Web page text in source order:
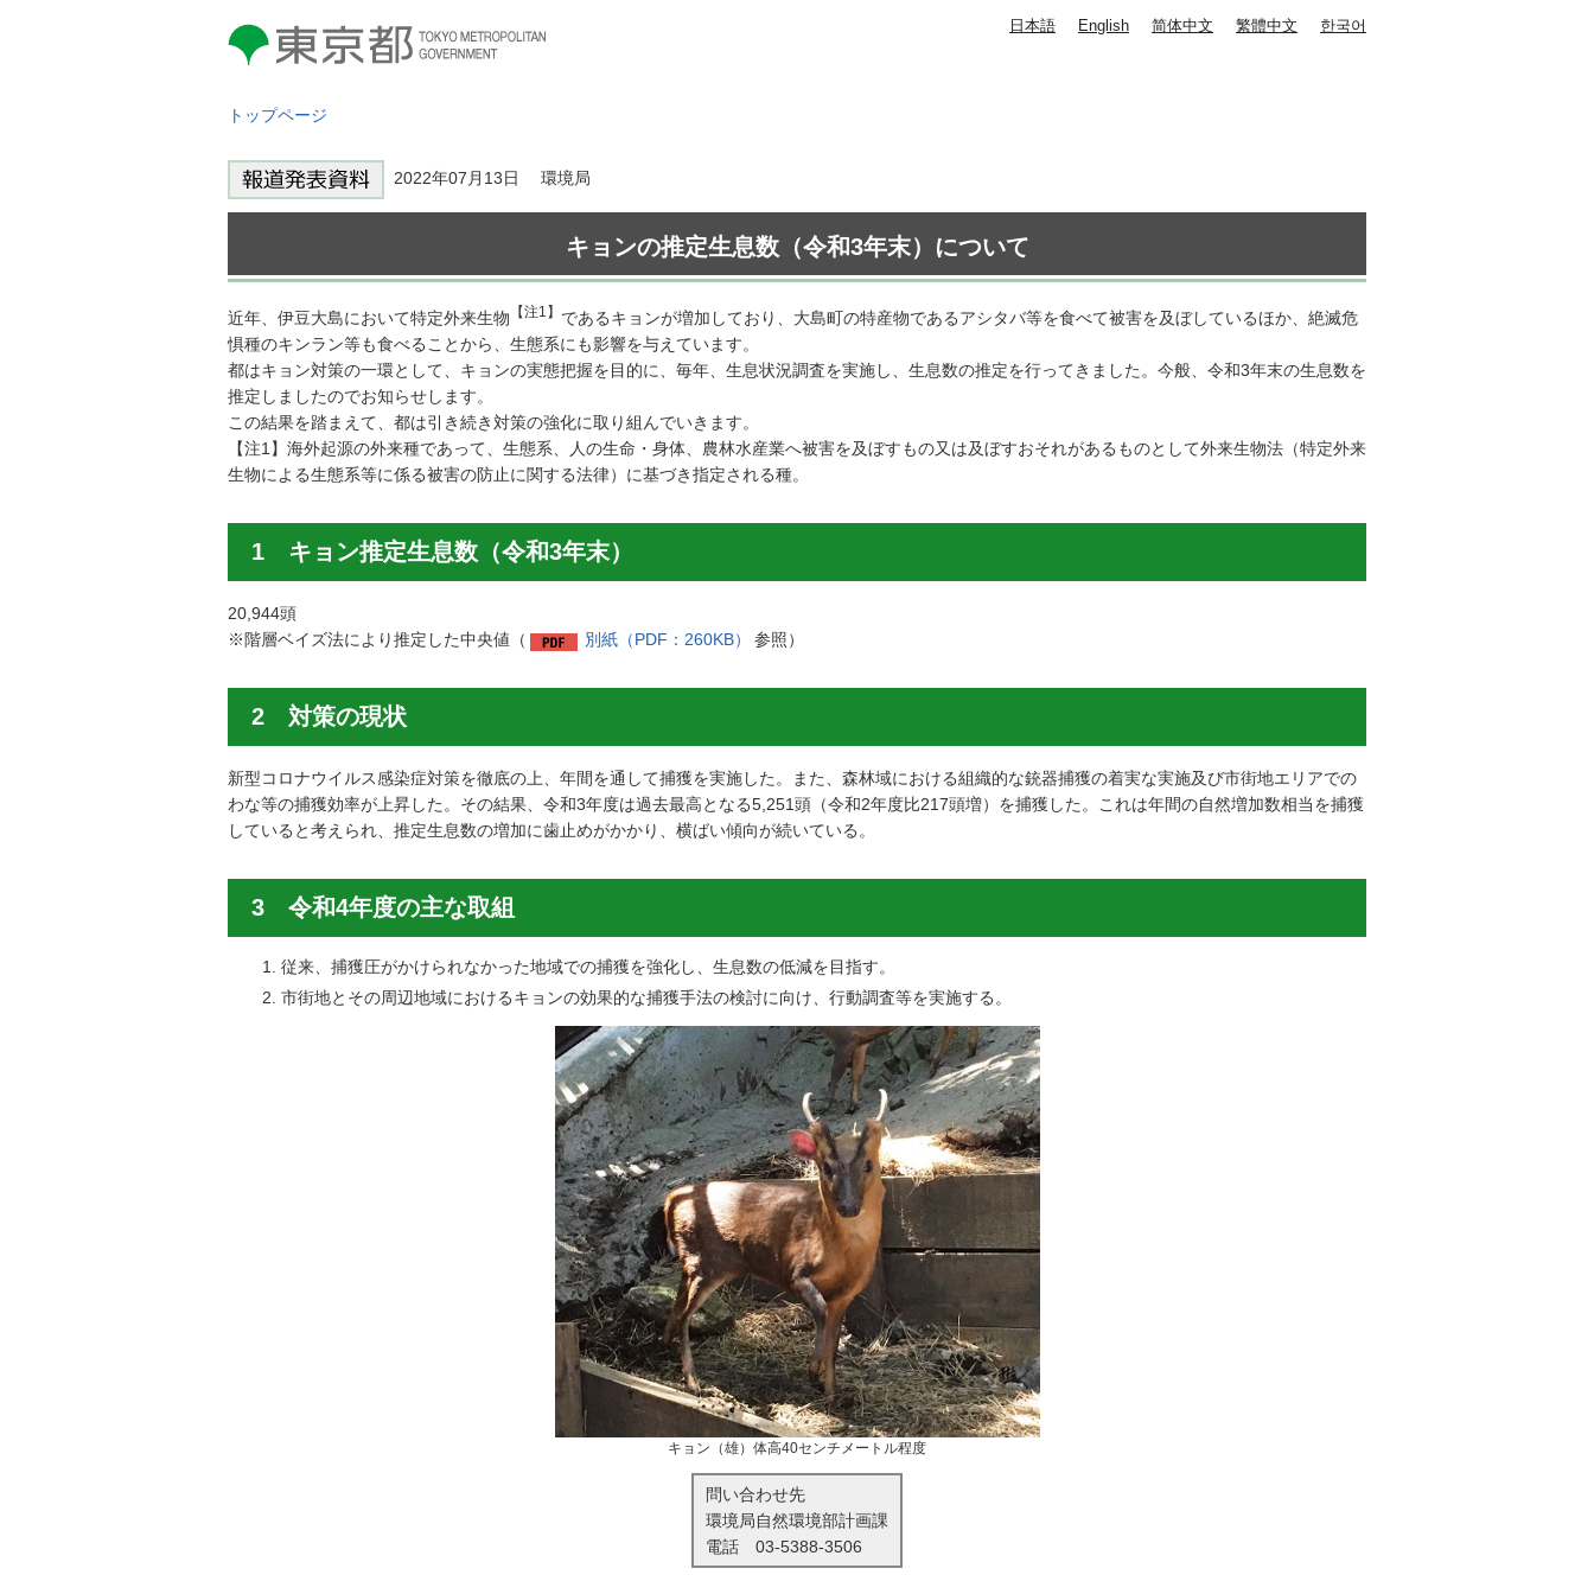
東京都 TOKYO METROPOLITAN
GOVERNMENT
日本語 English 简体中文 繁體中文 한국어
トップページ
2022年07月13日 環境局
キョンの推定生息数（令和3年末）について
近年、伊豆大島において特定外来生物 【注1】 であるキョンが増加しており、大島町の特産物であるアシタバ等を食べて被害を及ぼしているほか、絶滅危
惧種のキンラン等も食べることから、生態系にも影響を与えています。
都はキョン対策の一環として、キョンの実態把握を目的に、毎年、生息状況調査を実施し、生息数の推定を行ってきました。今般、令和3年末の生息数を
推定しましたのでお知らせします。
この結果を踏まえて、都は引き続き対策の強化に取り組んでいきます。
【注1】海外起源の外来種であって、生態系、人の生命・身体、農林水産業へ被害を及ぼすもの又は及ぼすおそれがあるものとして外来生物法（特定外来
生物による生態系等に係る被害の防止に関する法律）に基づき指定される種。
1 キョン推定生息数（令和3年末）
20,944頭
※階層ベイズ法により推定した中央値（
別紙（PDF：260KB） 参照）
2 対策の現状
新型コロナウイルス感染症対策を徹底の上、年間を通して捕獲を実施した。また、森林域における組織的な銃器捕獲の着実な実施及び市街地エリアでの
わな等の捕獲効率が上昇した。その結果、令和3年度は過去最高となる5,251頭（令和2年度比217頭増）を捕獲した。これは年間の自然増加数相当を捕獲
していると考えられ、推定生息数の増加に歯止めがかかり、横ばい傾向が続いている。
3 令和4年度の主な取組
従来、捕獲圧がかけられなかった地域での捕獲を強化し、生息数の低減を目指す。
市街地とその周辺地域におけるキョンの効果的な捕獲手法の検討に向け、行動調査等を実施する。
キョン（雄）体高40センチメートル程度
問い合わせ先
環境局自然環境部計画課
電話 03-5388-3506